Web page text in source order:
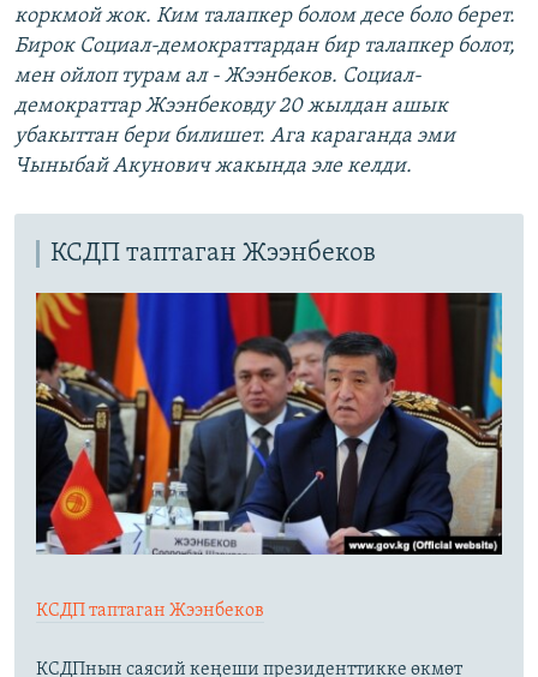
коркмой жок. Ким талапкер болом десе боло берет.
Бирок Cоциал-демократтардан бир талапкер болот,
мен ойлоп турам ал - Жээнбеков. Социал-
демократтар Жээнбековду 20 жылдан ашык
убакыттан бери билишет. Ага караганда эми
Чыныбай Акунович жакында эле келди.
КСДП таптаган Жээнбеков
КСДП таптаган Жээнбеков
КСДПнын саясий кеңеши президенттикке өкмөт